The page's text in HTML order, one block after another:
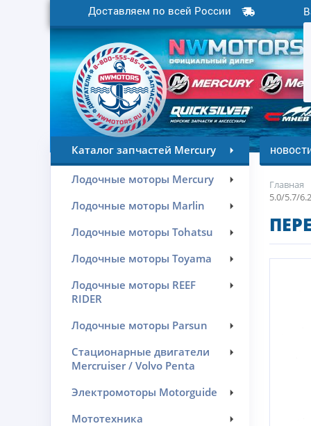
Доставляем по всей России
Каталог запчастей Mercury
Лодочные моторы Mercury
Лодочные моторы Marlin
Лодочные моторы Tohatsu
Лодочные моторы Toyama
Лодочные моторы REEF
RIDER
Лодочные моторы Parsun
Стационарные двигатели
Mercruiser / Volvo Penta
Электромоторы Motorguide
Мототехника
Главная
5.0/5.7/